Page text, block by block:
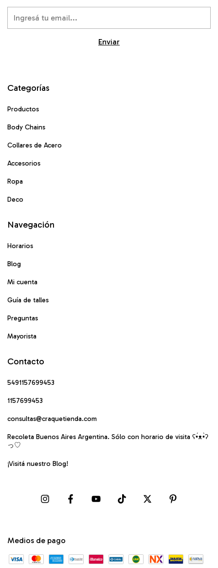
Categorías
Productos
Body Chains
Collares de Acero
Accesorios
Ropa
Deco
Navegación
Horarios
Blog
Mi cuenta
Guía de talles
Preguntas
Mayorista
Contacto
5491157699453
1157699453
consultas@craquetienda.com
Recoleta Buenos Aires Argentina. Sólo con horario de visita ʕ•́ᴥ•̀ʔ
っ♡
¡Visitá nuestro Blog!
Medios de pago